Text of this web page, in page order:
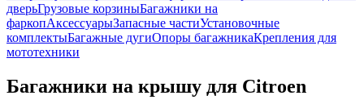
дверьГрузовые корзиныБагажники на
фаркопАксессуарыЗапасные частиУстановочные
комплектыБагажные дугиОпоры багажникаКрепления для
мототехники
Багажники на крышу для Citroen